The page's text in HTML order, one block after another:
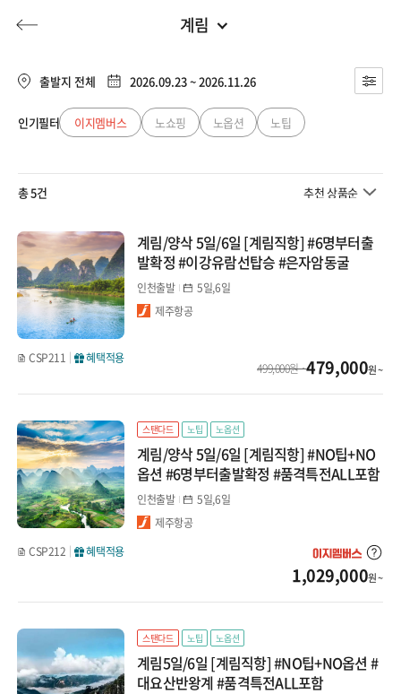
허니문 기획전/홈쇼핑 이벤트/혜택
투어플랜
허니문
계림
유럽/아프리카
동남아
일본
대만/홍콩/마카오
미주/캐나다/중남미
호주/뉴질랜드
몽골/중앙아시아
인도/네팔/스리랑카
장가계
북경/천진/내몽골/서안
북경
천진
서안(칠채산/차카염호)
상해/청도/연태
상해
청도
대련/하얼빈/충칭/귀양
대련
하얼빈
출발지 전체 2026.09.23 ~ 2026.11.26
인기필터 이지멤버스 노쇼핑 노옵션 노팁
총 5건 추천 상품순
계림/양삭 5일/6일 [계림직항] #6명부터출
발확정 #이강유람선탑승 #은자암동굴
인천출발
5일,6일
제주항공
CSP211 혜택적용 479,000원 ~
499,000원 ~
스탠다드 노팁 노옵션
계림/양삭 5일/6일 [계림직항] #NO팁+NO
옵션 #6명부터출발확정 #품격특전ALL포함
인천출발
5일,6일
제주항공
CSP212
혜택적용
1,029,000원 ~
스탠다드 노팁 노옵션
계림5일/6일 [계림직항] #NO팁+NO옵션 #
대요산반왕계 #품격특전ALL포함